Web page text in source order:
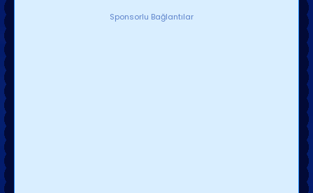
Sponsorlu Bağlantılar